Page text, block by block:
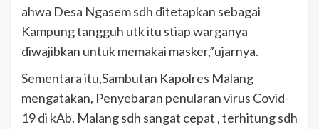
ahwa Desa Ngasem sdh ditetapkan sebagai
Kampung tangguh utk itu stiap warganya
diwajibkan untuk memakai masker,”ujarnya.
Sementara itu,Sambutan Kapolres Malang
mengatakan, Penyebaran penularan virus Covid-
19 di kAb. Malang sdh sangat cepat , terhitung sdh